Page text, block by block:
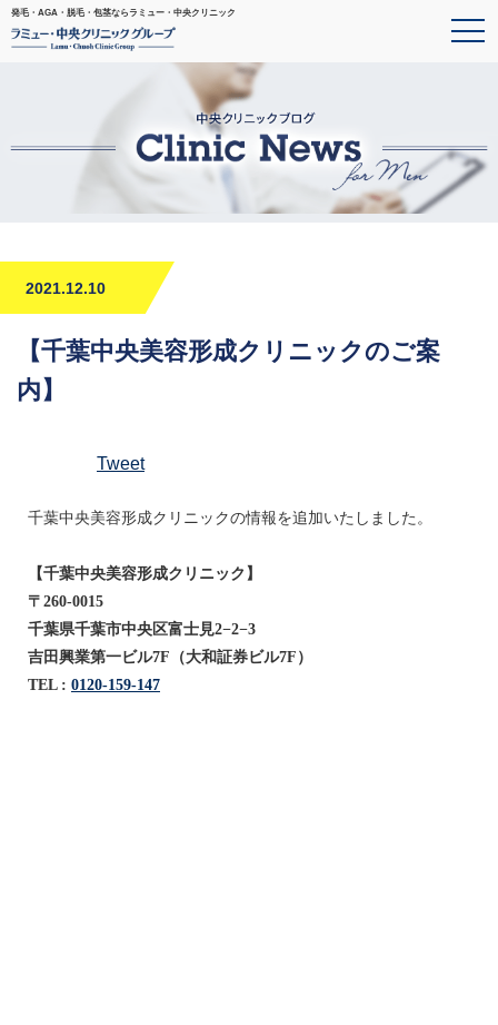
発毛・AGA・脱毛・包茎ならラミュー・中央クリニック
2021.12.10
【千葉中央美容形成クリニックのご案
内】
Tweet
千葉中央美容形成クリニックの情報を追加いたしました。
【千葉中央美容形成クリニック】
〒260-0015
千葉県千葉市中央区富士見2−2−3
吉田興業第一ビル7F（大和証券ビル7F）
TEL : 0120-159-147